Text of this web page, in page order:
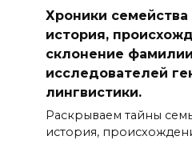
Хроники семейства
история,
склонение
исследователей
лингвистики.
Раскрываем тайны
история,